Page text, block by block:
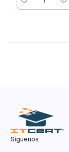
Cantidad
Síguenos